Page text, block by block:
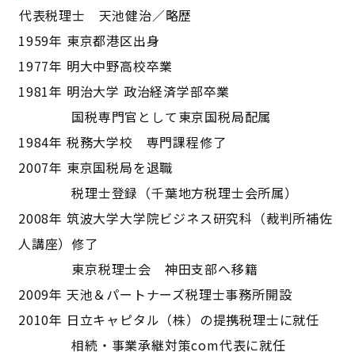
――代表税理士 天池健治／略歴――
1959年 東京都港区出身
1977年 明大中野高校卒業
1981年 明治大学 政治経済学部卒業
国税専門官として東京国税局配属
1984年 税務大学校 専門課程修了
2007年 東京国税局を退職
税理士登録（千葉地方税理士会所属）
2008年 筑波大学大学院ビジネス研究科（裁判所補佐
人講座）修了
東京税理士会 神田支部へ移籍
2009年 天池＆パートナーズ税理士事務所開設
2010年 日立キャピタル（株）の提携税理士に就任
相続・事業承継対策com代表に就任